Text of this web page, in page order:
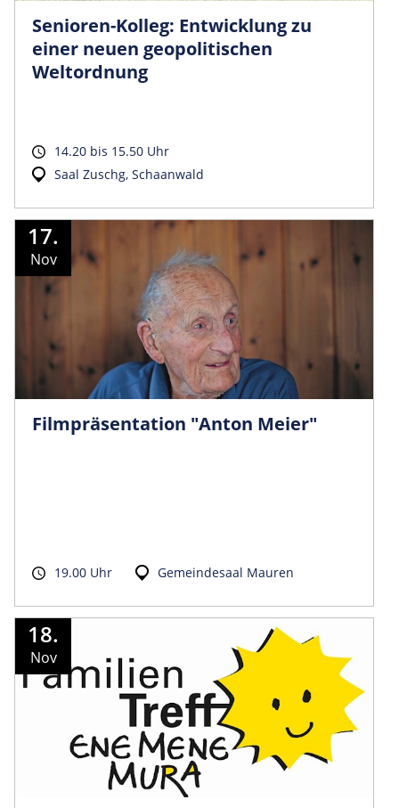
Senioren-Kolleg: Entwicklung zu
einer neuen geopolitischen
Weltordnung
14.20 bis 15.50 Uhr
Saal Zuschg, Schaanwald
17.
Nov
Filmpräsentation "Anton Meier"
19.00 Uhr Gemeindesaal Mauren
18.
Nov